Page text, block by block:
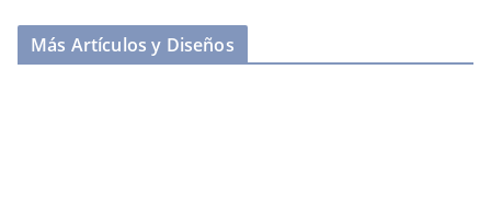
Más Artículos y Diseños